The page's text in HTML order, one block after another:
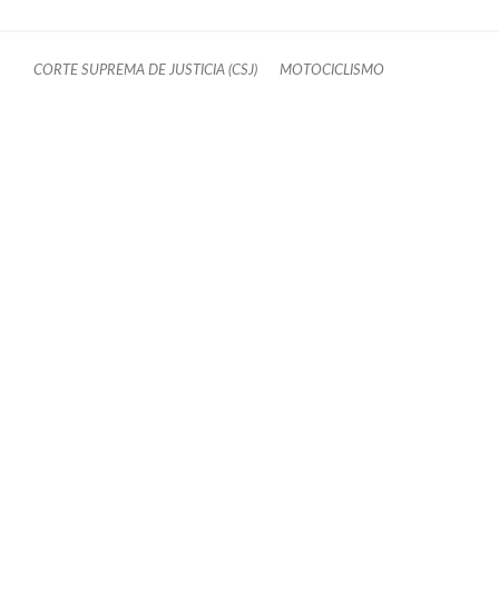
CORTE SUPREMA DE JUSTICIA (CSJ) MOTOCICLISMO